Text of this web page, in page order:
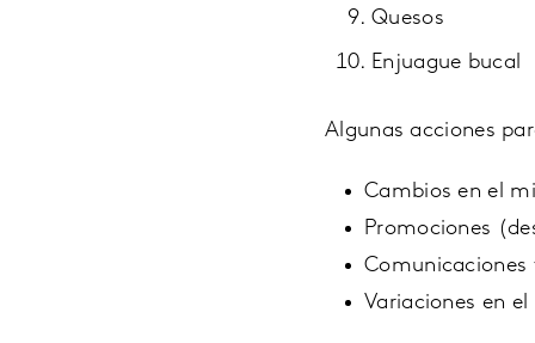
Quesos
Enjuague bucal
Algunas acciones
Cambios en el
Promociones
Comunicaciones
Variaciones en el